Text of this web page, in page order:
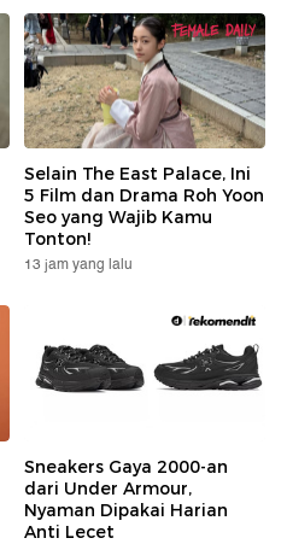
Selain The East Palace, Ini
5 Film dan Drama Roh Yoon
Seo yang Wajib Kamu
Tonton!
13 jam yang lalu
Sneakers Gaya 2000-an
dari Under Armour,
Nyaman Dipakai Harian
Anti Lecet